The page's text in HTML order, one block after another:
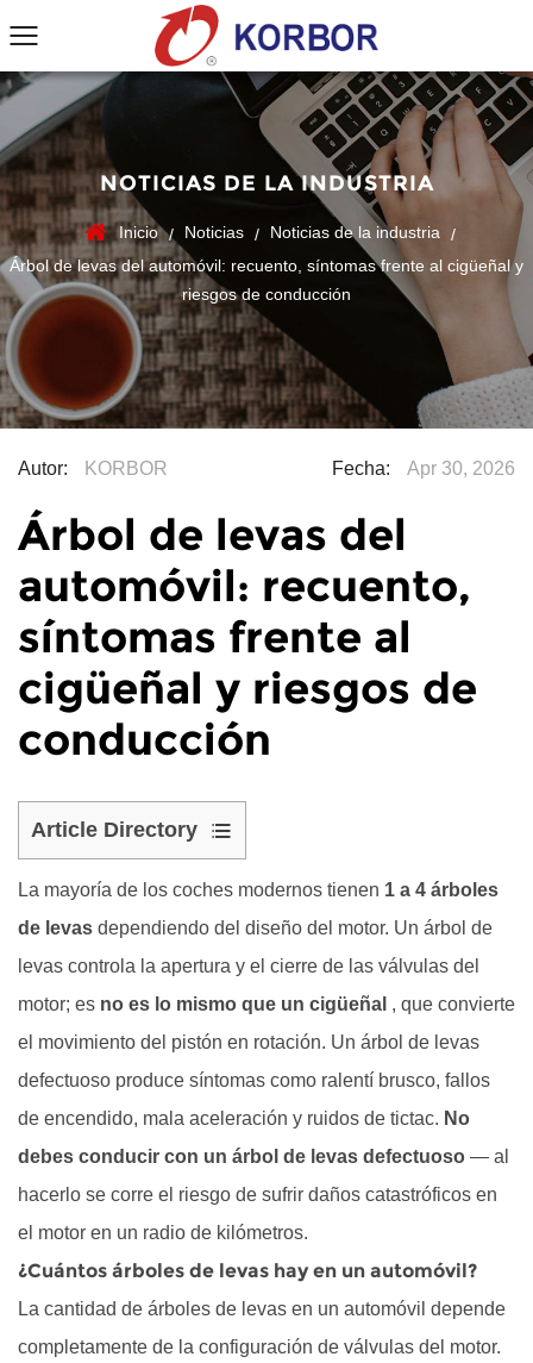
NOTICIAS DE LA INDUSTRIA
Inicio / Noticias / Noticias de la industria
/
Árbol de levas del automóvil: recuento, síntomas frente al cigüeñal y
riesgos de conducción
Autor: KORBOR Fecha: Apr 30, 2026
Árbol de levas del
automóvil: recuento,
síntomas frente al
cigüeñal y riesgos de
conducción
Article Directory
1
¿Cuántos
árboles
de
en
un
automóvil?
1.1
Motores
árbol
de
levas,
La mayoría de los coches modernos tienen 1 a 4 árboles
de levas dependiendo del diseño del motor. Un árbol de
levas controla la apertura y el cierre de las válvulas del
motor; es no es lo mismo que un cigüeñal , que convierte
el movimiento del pistón en rotación. Un árbol de levas
defectuoso produce síntomas como ralentí brusco, fallos
de encendido, mala aceleración y ruidos de tictac. No
debes conducir con un árbol de levas defectuoso — al
hacerlo se corre el riesgo de sufrir daños catastróficos en
el motor en un radio de kilómetros.
¿Cuántos árboles de levas hay en un automóvil?
La cantidad de árboles de levas en un automóvil depende
completamente de la configuración de válvulas del motor.